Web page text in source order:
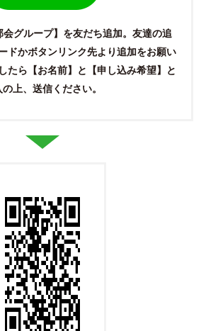
グループ】を友だち追加。友達の追
ドかボタンリンク先より追加をお願い
たら【お名前】と【申し込み希望】と
上、送信ください。